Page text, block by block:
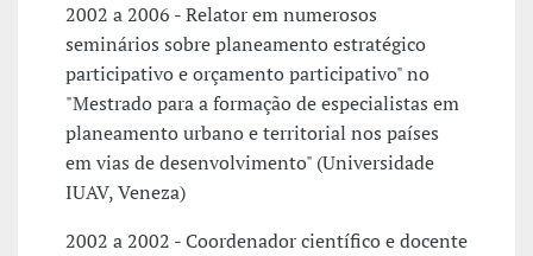
2002 a 2006 - Relator em numerosos
seminários sobre planeamento estratégico
participativo e orçamento participativo" no
"Mestrado para a formação de especialistas em
planeamento urbano e territorial nos países
em vias de desenvolvimento" (Universidade
IUAV, Veneza)
2002 a 2002 - Coordenador científico e docente